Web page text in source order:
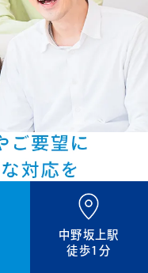
中野坂上駅
徒歩1分